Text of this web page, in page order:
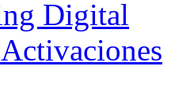
Digital